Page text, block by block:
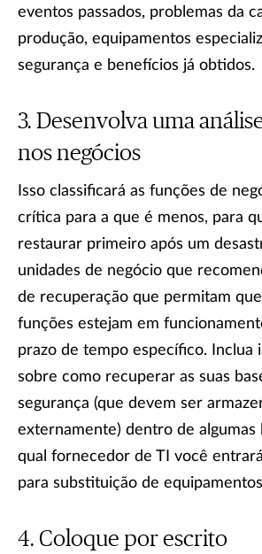
eventos passados, problemas da
produção, equipamentos
segurança e benefícios já obtidos.
Desenvolva uma
nos negócios
Isso classificará as funções de
crítica para a que é menos, para
restaurar primeiro após um
unidades de negócio que
de recuperação que permitam
funções estejam em
prazo de tempo específico. Inclua
sobre como recuperar as suas
segurança (que devem ser
externamente) dentro de algumas
qual fornecedor de TI você
para substituição de
Coloque por escrito